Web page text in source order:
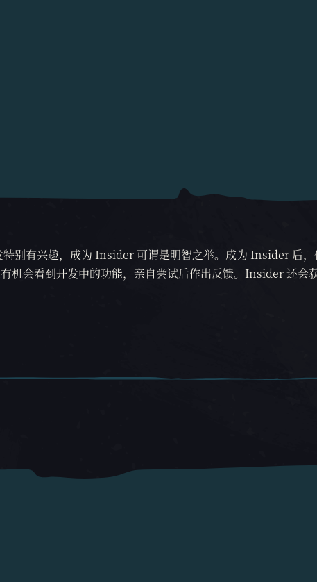
特别有兴趣，成为 Insider 可谓是明智之举。成为 Insider 后
机会看到开发中的功能，亲自尝试后作出反馈。Insider 还会